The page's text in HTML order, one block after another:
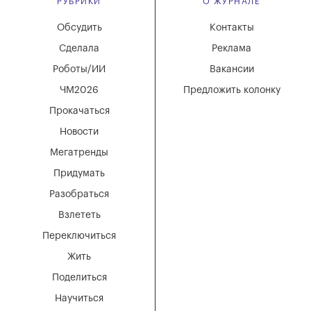
Мегатренды
Придумать
Разобраться
Взлететь
Новости
Переключиться
Жить
Поделиться
Научиться
Обсудить
Сделала
Роботы/ИИ
ЧМ2026
Прокачаться
Вакансии
Реклама
Контакты
Предложить колонку